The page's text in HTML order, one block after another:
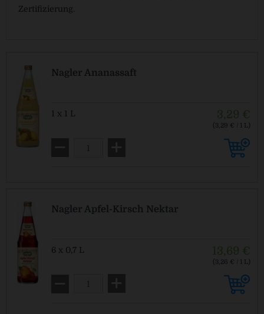
Zertifizierung.
Nagler Ananassaft
1 x 1 L 3,29 €
(3,29 € / 1 L)
Nagler Apfel-Kirsch Nektar
6 x 0,7 L 13,69 €
(3,26 € / 1 L)